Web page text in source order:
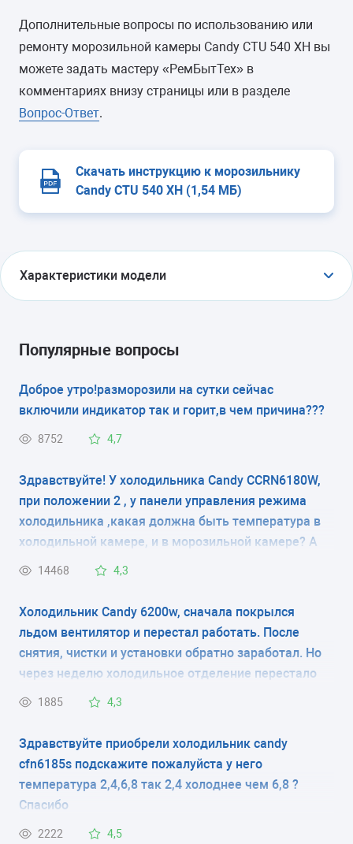
Дополнительные вопросы по использованию или
ремонту морозильной камеры Candy CTU 540 XH вы
можете задать мастеру «РемБытТех» в
комментариях внизу страницы или в разделе
Вопрос-Ответ.
Скачать инструкцию к морозильнику
Candy CTU 540 XH (1,54 МБ)
Характеристики модели
морозильник-шкаф
ТИП УПРАВЛЕНИЯ
электромеханическое
1
РАЗМЕРЫ (ШXГXВ)
54x55x85 см
1
РАЗМОРАЖИВАНИЕ МОРОЗИЛЬНОЙ КАМЕРЫ
ручное
-
ЭНЕРГОПОТРЕБЛЕНИЕ
Популярные вопросы
Доброе утро!разморозили на сутки сейчас
включили индикатор так и горит,в чем причина???
8752 4,7
Здравствуйте! У холодильника Candy CCRN6180W,
при положении 2 , у панели управления режима
холодильника ,какая должна быть температура в
холодильной камере, и в морозильной камере? А
так же в положении 3 или 4.
14468 4,3
Холодильник Candy 6200w, сначала покрылся
льдом вентилятор и перестал работать. После
снятия, чистки и установки обратно заработал. Но
через неделю холодильное отделение перестало
греть. Если с покупки в течении года выше 2
охлаждение в хк только на режиме super freez и
более менее терпимом на 4. Если включать ниже то
сразу становится жарко и продукты портятся
(температура поднимается моментально, как будто
включили в сеть!!!). Мастер по вызову сказал, что
1885 4,3
Здравствуйте приобрели холодильник candy
cfn6185s подскажите пожалуйста у него
температура 2,4,6,8 так 2,4 холоднее чем 6,8 ?
Спасибо
2222 4,5